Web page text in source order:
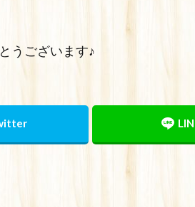
うございます♪